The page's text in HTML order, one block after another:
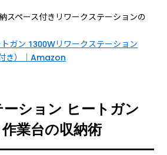
スペース付きリワークステーションの
ガン 1300Wリワークステーション
き）｜Amazon
ーション ヒートガン
業台の収納術